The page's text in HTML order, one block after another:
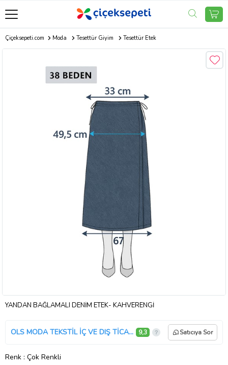
Çiçeksepeti.com Moda Tesettür Giyim Tesettür Etek
YANDAN BAĞLAMALI DENİM ETEK- KAHVERENGİ
OLS MODA TEKSTİL İÇ VE DIŞ TİCARET A.Ş. 9,3 Satıcıya Sor
Renk : Çok Renkli